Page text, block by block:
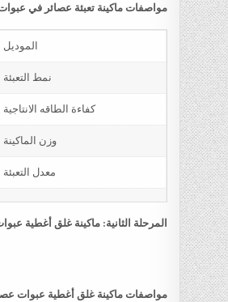
مواصفات ماكينة تعبئة عصائر في
الموديل
نمط التعبئة
كفاءة الطاقه الانتاجية
وزن الماكينة
معدل التعبئة
المرحلة الثانية: ماكينة غلق أغطية عبوات عصائر
مواصفات ماكينة غلق أغطية عبوات عصائر موديل 461